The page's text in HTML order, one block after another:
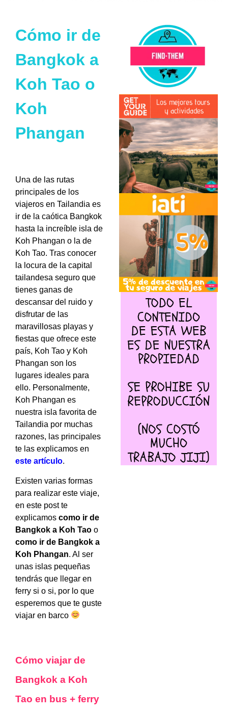
Cómo ir de
Bangkok a
Koh Tao o
Koh
Phangan
Una de las rutas
principales de los
viajeros en Tailandia es
ir de la caótica Bangkok
hasta la increíble isla de
Koh Phangan o la de
Koh Tao. Tras conocer
la locura de la capital
tailandesa seguro que
tienes ganas de
descansar del ruido y
disfrutar de las
maravillosas playas y
fiestas que ofrece este
país, Koh Tao y Koh
Phangan son los
lugares ideales para
ello. Personalmente,
Koh Phangan es
nuestra isla favorita de
Tailandia por muchas
razones, las principales
te las explicamos en
este artículo.
Existen varias formas
para realizar este viaje,
en este post te
explicamos como ir de
Bangkok a Koh Tao o
como ir de Bangkok a
Koh Phangan. Al ser
unas islas pequeñas
tendrás que llegar en
ferry si o si, por lo que
esperemos que te guste
viajar en barco
Cómo viajar de
Bangkok a Koh
Tao en bus + ferry